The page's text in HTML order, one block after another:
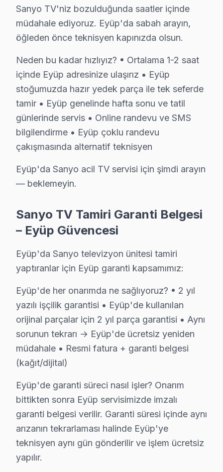
• Eyüp servisimizde ekran kalibrasyon ve görüntü
Doğru montaj, Sanyo televizyon paneli'nizin
Eyüp'de Sanyo Servis: Bölge Bilgisi
Eyüp, yaklaşık 400.000+ nüfusu barındıran İstanbul
Sanyo TV Servis Ağımız: Eyüp Tüm Mahalleler
Eyüp'de Sanyo televizyon servisi arayan tüm mahalle
Odayeri, Pirinççi, Rami Cuma, Rami Yeni, Sakarya,
Ağaçlı, Akpınar, Akşemsettin, Alibeyköy, Çiftalan,
Güzeltepe, İhsaniye, Işıklar, İslambey, Karadolap,
Sanyo televizyonlarınızın tamir ve bakımında Eyüp
Sanyo TV Teknik Profil ve Servis Rehberi
Sanyo televizyon Teknik Servis Rehberi
Sanyo ekran'lerde En Sık Karşılaşılan Arızalar
Sanyo servisimizde en yaygın Chromecast bağlantı
Sanyo Servis Yaklaşımımız
bu cihaz'nun kalite mirası ilkeleri doğrultusunda
Sanyo TV Onarım Süreci
1. Müşteri bildirir, servis ekibi arıza semptomlarını
2. Termal kamera, osiloskop, ESR ölçer ile elektronik
3. Arıza kaynağı tespit edilir: panel mi, anakart mı, güç
4. Yazılı fiyat teklifi sunulur; onay olmadan işlem
5. Orijinal veya OEM eşdeğer Sanyo parça ile onarım
6. Tüm fonksiyonlar kapsamlı test edilir; garanti
Sanyo panel Bakım Tavsiyeleri
Sanyo akıllı TV'ler için en yaygın kullanıcı hatası;
Sanyo TV'niz bozulduğunda saatler içinde
müdahale ediyoruz. Eyüp'da sabah arayın,
öğleden önce teknisyen kapınızda olsun.
Neden bu kadar hızlıyız? • Ortalama 1-2 saat
içinde Eyüp adresinize ulaşırız • Eyüp
stoğumuzda hazır yedek parça ile tek seferde
tamir • Eyüp genelinde hafta sonu ve tatil
günlerinde servis • Online randevu ve SMS
bilgilendirme • Eyüp çoklu randevu
çakışmasında alternatif teknisyen
Eyüp'da Sanyo acil TV servisi için şimdi arayın
— beklemeyin.
Sanyo TV Tamiri Garanti Belgesi
– Eyüp Güvencesi
Eyüp'da Sanyo televizyon ünitesi tamiri
yaptıranlar için Eyüp garanti kapsamımız:
Eyüp'de her onarımda ne sağlıyoruz? • 2 yıl
yazılı işçilik garantisi • Eyüp'de kullanılan
orijinal parçalar için 2 yıl parça garantisi • Aynı
sorunun tekrarı → Eyüp'de ücretsiz yeniden
müdahale • Resmi fatura + garanti belgesi
(kağıt/dijital)
Eyüp'de garanti süreci nasıl işler? Onarım
bittikten sonra Eyüp servisimizde imzalı
garanti belgesi verilir. Garanti süresi içinde aynı
arızanın tekrarlaması halinde Eyüp'ye
teknisyen aynı gün gönderilir ve işlem ücretsiz
yapılır.